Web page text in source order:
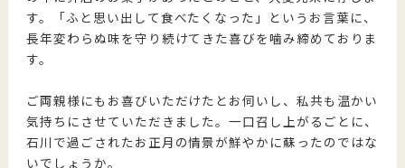
す。「ふと思い出して食べたくなった」というお言葉に、
長年変わらぬ味を守り続けてきた喜びを噛み締めておりま
す。
ご両親様にもお喜びいただけたとお伺いし、私共も温かい
気持ちにさせていただきました。一口召し上がるごとに、
石川で過ごされたお正月の情景が鮮やかに蘇ったのではな
いでしょうか。